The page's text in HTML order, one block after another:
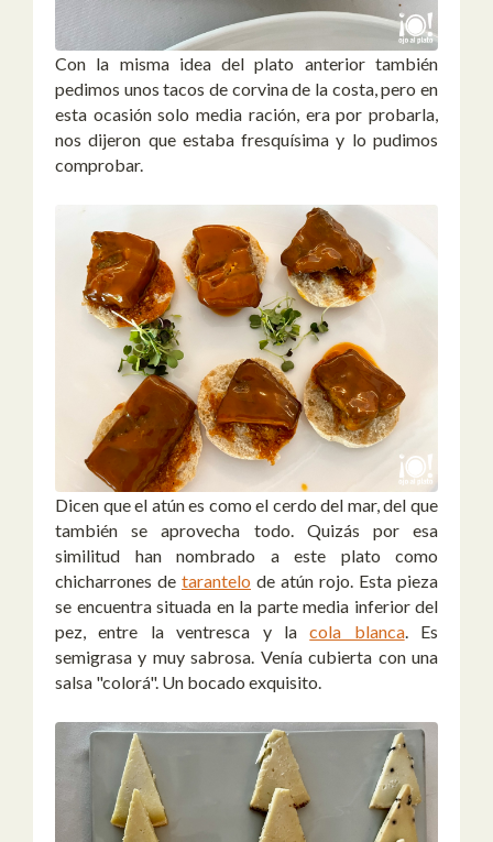
Con la misma idea del plato anterior también
pedimos unos tacos de corvina de la costa, pero en
esta ocasión solo media ración, era por probarla,
nos dijeron que estaba fresquísima y lo pudimos
comprobar.
Dicen que el atún es como el cerdo del mar, del que
también se aprovecha todo. Quizás por esa
similitud han nombrado a este plato como
chicharrones de tarantelo de atún rojo. Esta pieza
se encuentra situada en la parte media inferior del
pez, entre la ventresca y lacola blanca. Es
semigrasa y muy sabrosa. Venía cubierta con una
salsa "colorá". Un bocado exquisito.